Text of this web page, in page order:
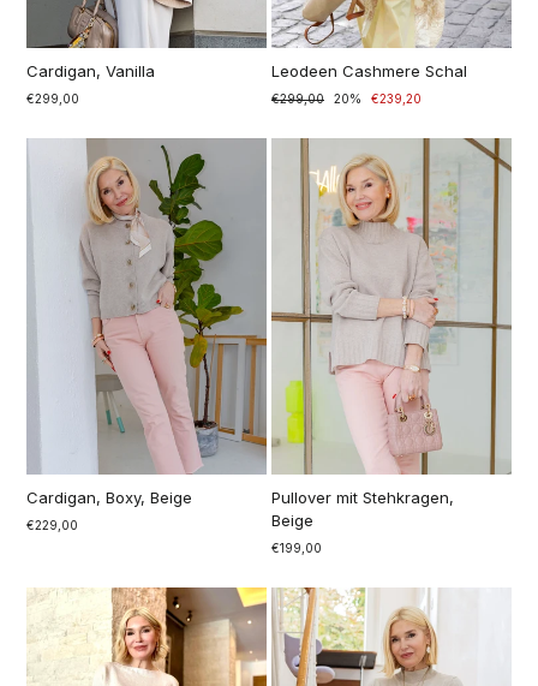
Cardigan, Vanilla
€299,00
Leodeen Cashmere Schal
Normaler
€299,00
Sonderpreis20% €239,20
Cardigan, Boxy, Beige
€229,00
Pullover mit Stehkragen,
Beige
€199,00